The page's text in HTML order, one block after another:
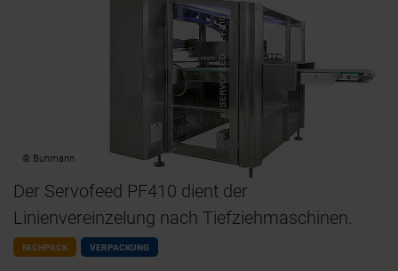
© Buhmann
Der Servofeed PF410 dient der
Linienvereinzelung nach Tiefziehmaschinen.
FACHPACK VERPACKUNG